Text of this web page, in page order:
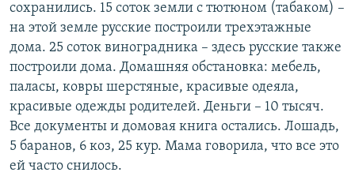
сохранились. 15 соток земли с тютюном (табаком) –
на этой земле русские построили трехэтажные
дома. 25 соток виноградника – здесь русские также
построили дома. Домашняя обстановка: мебель,
паласы, ковры шерстяные, красивые одеяла,
красивые одежды родителей. Деньги – 10 тысяч.
Все документы и домовая книга остались. Лошадь,
5 баранов, 6 коз, 25 кур. Мама говорила, что все это
ей часто снилось.